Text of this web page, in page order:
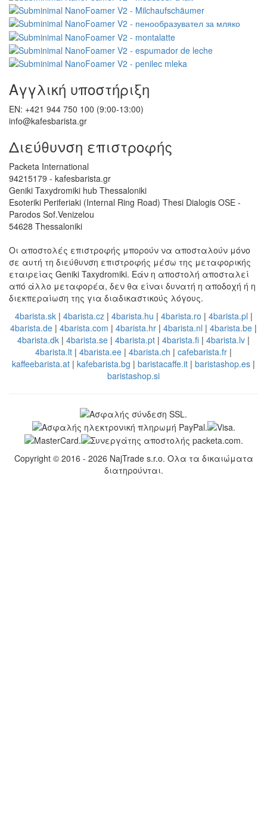
Αγγλική υποστήριξη
EN: +421 944 750 100 (9:00-13:00)
info@kafesbarista.gr
Διεύθυνση επιστροφής
Packeta International
94215179 - kafesbarista.gr
Geniki Taxydromiki hub Thessaloniki
Esoteriki Periferiaki (Internal Ring Road) Thesi Dialogis OSE -
Parodos Sof.Venizelou
54628 Thessaloniki
Οι αποστολές επιστροφής μπορούν να αποσταλούν μόνο
σε αυτή τη διεύθυνση επιστροφής μέσω της μεταφορικής
εταιρείας Geniki Taxydromiki. Εάν η αποστολή αποσταλεί
από άλλο μεταφορέα, δεν θα είναι δυνατή η αποδοχή ή η
διεκπεραίωση της για διαδικαστικούς λόγους.
4barista.sk| 4barista.cz| 4barista.hu | 4barista.ro | 4barista.pl |
4barista.de | 4barista.com | 4barista.hr | 4barista.nl | 4barista.be |
4barista.dk | 4barista.se | 4barista.pt | 4barista.fi | 4barista.lv |
4barista.lt | 4barista.ee | 4barista.ch | cafebarista.fr |
kaffeebarista.at | kafebarista.bg | baristacaffe.it | baristashop.es |
baristashop.si
Copyright © 2016 - 2026 NajTrade s.r.o. Ολα τα δικαιώματα
διατηρούνται.